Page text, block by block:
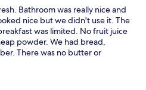
Bathroom was really nice and
nice but we didn't use it. The
was limited. No fruit juice
powder. We had bread,
There was no butter or